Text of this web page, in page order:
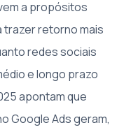
a propósitos
trazer retorno mais
redes sociais
e longo prazo
apontam que
Google Ads geram,